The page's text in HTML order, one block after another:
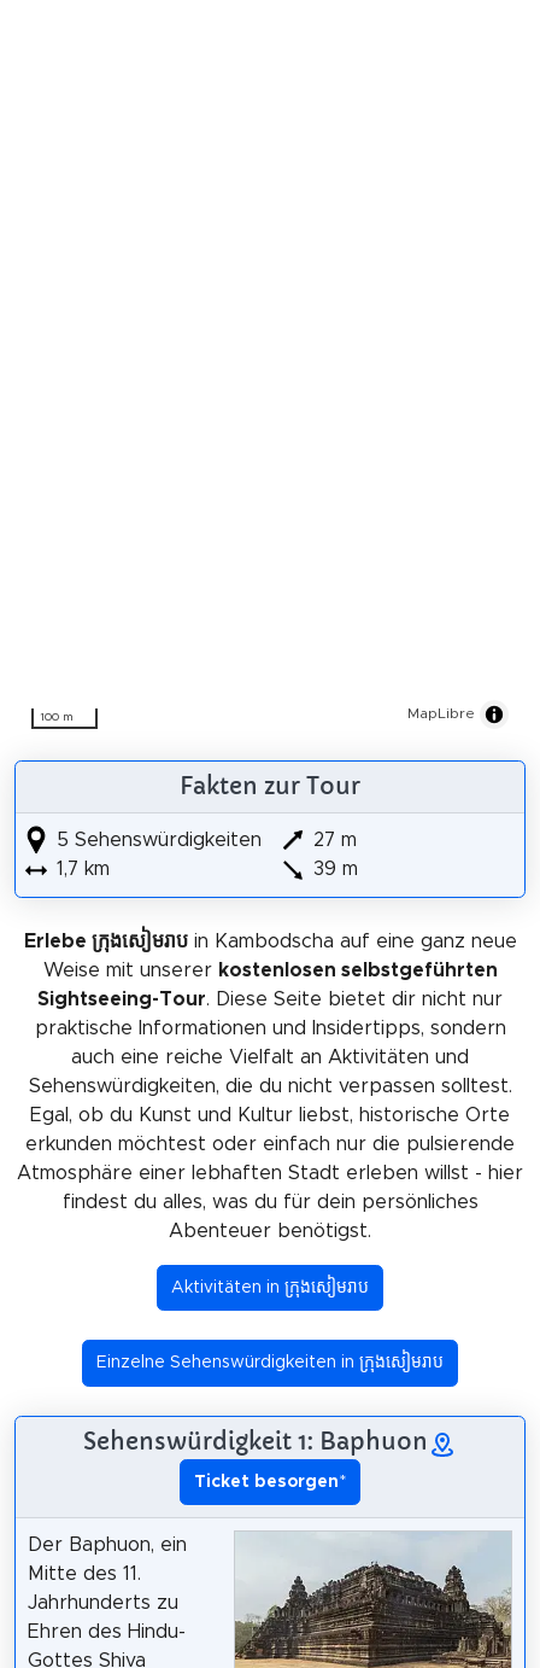
100 m MapLibre
Fakten zur Tour
5 Sehenswürdigkeiten
1,7 km
27 m
39 m
Erlebe ក្រុងសៀមរាបin Kambodscha auf eine ganz neue
Weise mit unserer kostenlosen selbstgeführten
Sightseeing-Tour. Diese Seite bietet dir nicht nur
praktische Informationen und Insidertipps, sondern
auch eine reiche Vielfalt an Aktivitäten und
Sehenswürdigkeiten, die du nicht verpassen solltest.
Egal, ob du Kunst und Kultur liebst, historische Orte
erkunden möchtest oder einfach nur die pulsierende
Atmosphäre einer lebhaften Stadt erleben willst - hier
findest du alles, was du für dein persönliches
Abenteuer benötigst.
Aktivitäten in ក្រុងសៀមរាប
Einzelne Sehenswürdigkeiten in ក្រុងសៀមរាប
Sehenswürdigkeit 1: Baphuon
Ticket besorgen*
Der Baphuon, ein
Mitte des 11.
Jahrhunderts zu
Ehren des Hindu-
Gottes Shiva